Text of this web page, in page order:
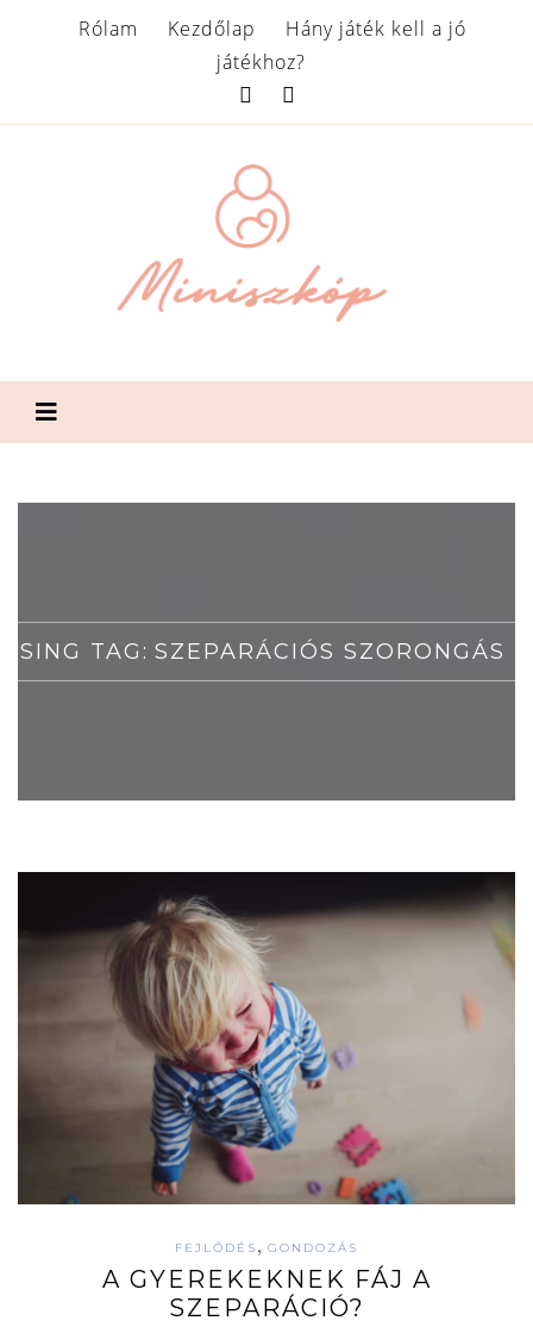
Rólam Kezdőlap
Hány játék kell a jó
játékhoz?
TAG: SZEPARÁCIÓS SZORONGÁS
FEJLŐDÉS , GONDOZÁS
A GYEREKEKNEK FÁJ A
SZEPARÁCIÓ?